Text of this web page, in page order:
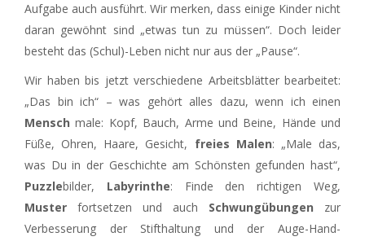
Aufgabe auch ausführt. Wir merken, dass einige Kinder nicht
daran gewöhnt sind „etwas tun zu müssen“. Doch leider
besteht das (Schul)-Leben nicht nur aus der „Pause“.
Wir haben bis jetzt verschiedene Arbeitsblätter bearbeitet:
„Das bin ich“ – was gehört alles dazu, wenn ich einen
Mensch male: Kopf, Bauch, Arme und Beine, Hände und
Füße, Ohren, Haare, Gesicht, freies Malen: „Male das,
was Du in der Geschichte am Schönsten gefunden hast“,
Puzzlebilder, Labyrinthe: Finde den richtigen Weg,
Muster fortsetzen und auch Schwungübungen zur
Verbesserung der Stifthaltung und der Auge-Hand-